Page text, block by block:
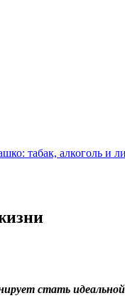
табак, алкоголь и
стать